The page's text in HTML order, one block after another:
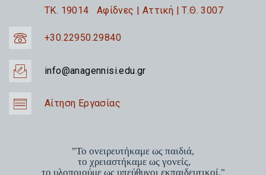
TK. 19014 Αφίδνες | Αττική | Τ.Θ. 3007
+30.22950.29840
info@anagennisi.edu.gr
Αίτηση Εργασίας
"Το ονειρευτήκαμε ως παιδιά,
το χρειαστήκαμε ως γονείς,
το υλοποιούμε ως υπεύθυνοι εκπαιδευτικοί."